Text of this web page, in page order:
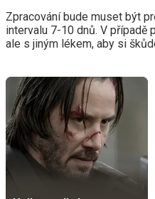
Zpracování bude muset být
intervalu 7-10 dnů. V případě
ale s jiným lékem, aby si